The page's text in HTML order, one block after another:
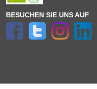
BESUCHEN SIE UNS AUF